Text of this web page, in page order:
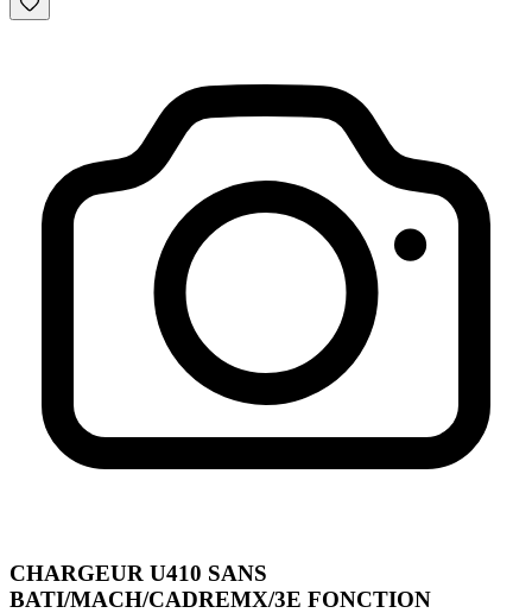
CHARGEUR U410 SANS
BATI/MACH/CADREMX/3E FONCTION